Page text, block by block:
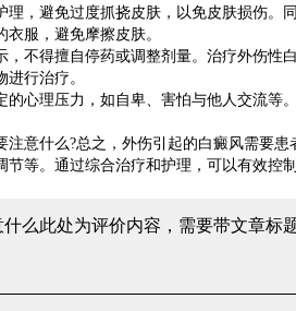
，避免过度抓挠皮肤，以免皮肤损伤。
服，避免摩擦皮肤。
不得擅自停药或调整剂量。治疗外伤性
行治疗。
心理压力，如自卑、害怕与他人交流等
什么?总之，外伤引起的白癜风需要患
等。通过综合治疗和护理，可以有效控
么此处为评价内容，需要带文章标